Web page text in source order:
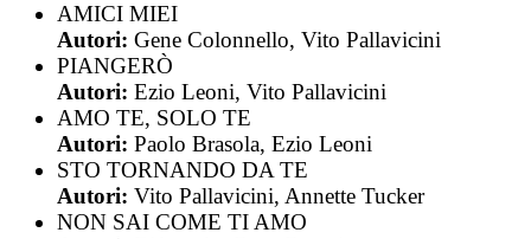
AMICI MIEI
Autori: Gene Colonnello, Vito Pallavicini
PIANGERÒ
Autori: Ezio Leoni, Vito Pallavicini
AMO TE, SOLO TE
Autori: Paolo Brasola, Ezio Leoni
STO TORNANDO DA TE
Autori: Vito Pallavicini, Annette Tucker
NON SAI COME TI AMO